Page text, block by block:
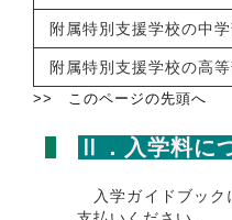
附属特別支援学校の中学
附属特別支援学校の高等
>> このページの先頭へ
Ⅱ．入学料に
入学ガイドブック